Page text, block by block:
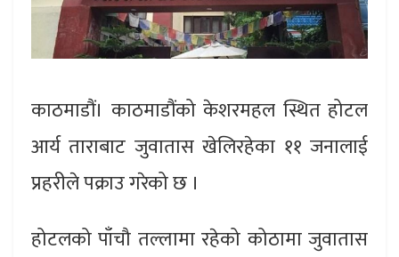
काठमाडौं। काठमाडौंको केशरमहल स्थित होटल
आर्य ताराबाट जुवातास खेलिरहेका ११ जनालाई
प्रहरीले पक्राउ गरेको छ ।
होटलको पाँचौ तल्लामा रहेको कोठामा जुवातास